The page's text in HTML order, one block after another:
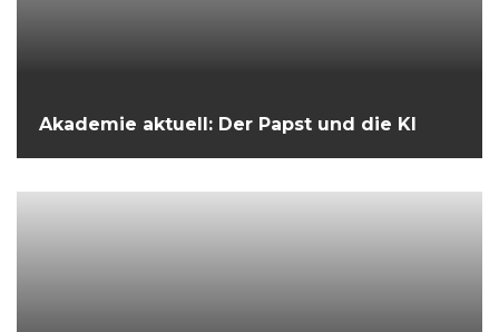
Akademie aktuell: Der Papst und die KI